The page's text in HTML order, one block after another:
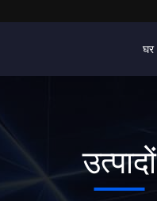
घर
उत्पादों